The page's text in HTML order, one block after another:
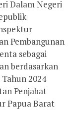
Dalam Negeri
Pembangunan
sebagai
berdasarkan
2024
Penjabat
Papua Barat